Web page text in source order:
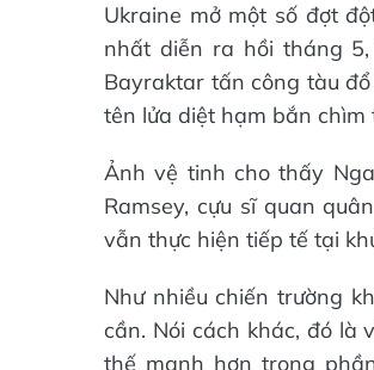
Ukraine mở một số đợt
nhất diễn ra hồi tháng
Bayraktar tấn công tàu
tên lửa diệt hạm bắn chìm
Ảnh vệ tinh cho thấy
Ramsey, cựu sĩ quan
vẫn thực hiện tiếp tế tại
Như nhiều chiến trường
cần. Nói cách khác, đó là
thế mạnh hơn trong